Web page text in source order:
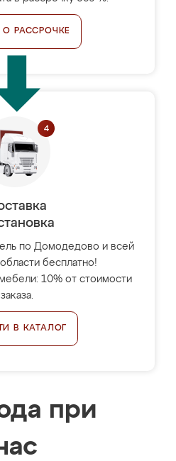
О РАССРОЧКЕ
по Домодедово и всей
бесплатно!
10% от стоимости
заказа.
В КАТАЛОГ
при